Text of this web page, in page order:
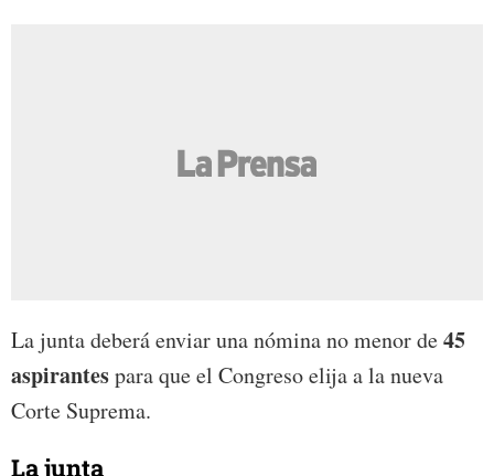
La junta deberá enviar una nómina no menor de45
aspirantespara que el Congreso elija a la nueva
Corte Suprema.
La junta